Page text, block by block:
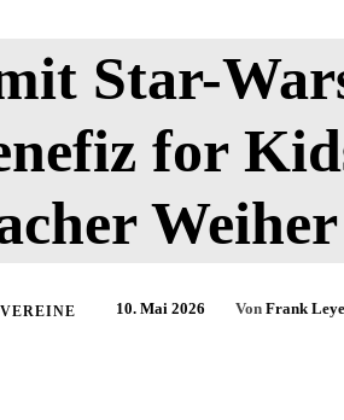
Star-
for
Weiher
VEREINE 10. Mai 2026 Von Frank